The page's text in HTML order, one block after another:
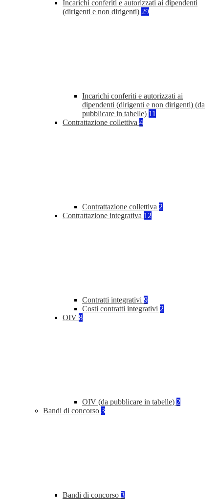
Incarichi conferiti e autorizzati ai dipendenti
(dirigenti e non dirigenti) 29
Incarichi conferiti e autorizzati ai
dipendenti (dirigenti e non dirigenti) (da
pubblicare in tabelle) 11
Contrattazione collettiva 4
Contrattazione collettiva 2
Contrattazione integrativa 12
Contratti integrativi 9
Costi contratti integrativi 2
OIV 8
OIV (da pubblicare in tabelle) 2
Bandi di concorso 3
Bandi di concorso 3